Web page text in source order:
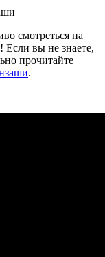
смотреться на
Если вы не знаете,
прочитайте
.